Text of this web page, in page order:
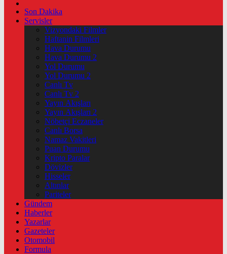
Son Dakika
Servisler
Vizyondaki Filmler
Haftanin Filmleri
Hava Durumu
Hava Durumu 2
Yol Durumu
Yol Durumu 2
Canlı Tv
Canlı Tv 2
Yayın Akışları
Yayın Akışları 2
Nöbetçi Eczaneler
Canlı Borsa
Namaz Vakitleri
Puan Durumu
Kripto Paralar
Dövizler
Hisseler
Altınlar
Pariteler
Gündem
Haberler
Yazarlar
Gazeteler
Otomobil
Formula